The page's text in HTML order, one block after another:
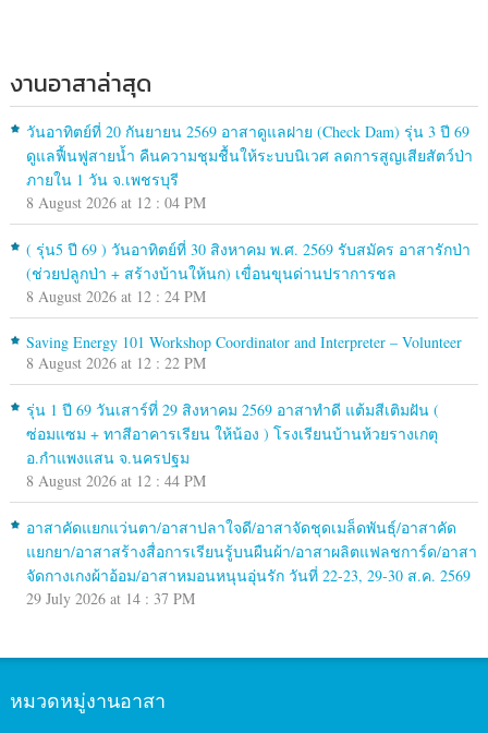
งานอาสาล่าสุด
วันอาทิตย์ที่ 20 กันยายน 2569 อาสาดูแลฝาย (Check Dam) รุ่น 3 ปี 69
ดูแลฟื้นฟูสายน้ำ คืนความชุมชื้นให้ระบบนิเวศ ลดการสูญเสียสัตว์ป่า
ภายใน 1 วัน จ.เพชรบุรี
8 August 2026 at 12 : 04 PM
( รุ่น5 ปี 69 ) วันอาทิตย์ที่ 30 สิงหาคม พ.ศ. 2569 รับสมัคร อาสารักป่า
(ช่วยปลูกป่า + สร้างบ้านให้นก) เขื่อนขุนด่านปราการชล
8 August 2026 at 12 : 24 PM
Saving Energy 101 Workshop Coordinator and Interpreter – Volunteer
8 August 2026 at 12 : 22 PM
รุ่น 1 ปี 69 วันเสาร์ที่ 29 สิงหาคม 2569 อาสาทำดี แต้มสีเติมฝัน (
ซ่อมแซม + ทาสีอาคารเรียน ให้น้อง ) โรงเรียนบ้านห้วยรางเกตุ
อ.กำแพงแสน จ.นครปฐม
8 August 2026 at 12 : 44 PM
อาสาคัดแยกแว่นตา/อาสาปลาใจดี/อาสาจัดชุดเมล็ดพันธุ์/อาสาคัด
แยกยา/อาสาสร้างสื่อการเรียนรู้บนผืนผ้า/อาสาผลิตแฟลชการ์ด/อาสา
จัดกางเกงผ้าอ้อม/อาสาหมอนหนุนอุ่นรัก วันที่ 22-23, 29-30 ส.ค. 2569
29 July 2026 at 14 : 37 PM
หมวดหมู่งานอาสา